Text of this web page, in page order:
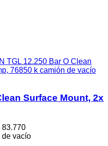
TGL 12.250 Bar O Clean
76850 k camión de vacío
Surface Mount, 2x
83.770
de vacío